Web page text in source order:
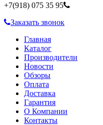
+7(918) 075 35 95
Заказать звонок
Главная
Каталог
Производители
Новости
Обзоры
Оплата
Доставка
Гарантия
О Компании
Контакты